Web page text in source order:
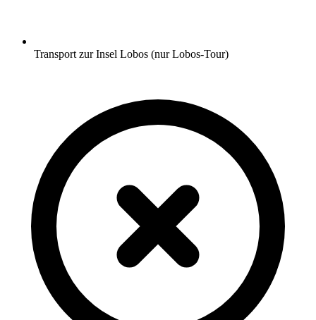
Transport zur Insel Lobos (nur Lobos-Tour)